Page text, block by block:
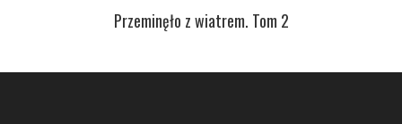
Przeminęło z wiatrem. Tom 2